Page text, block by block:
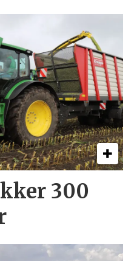
300